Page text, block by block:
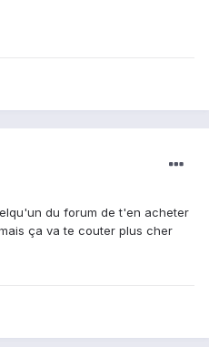
du forum de t'en acheter
ça va te couter plus cher